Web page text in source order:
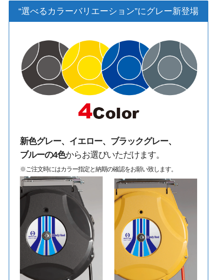
“選べるカラーバリエーション”にグレー新登場
新色グレー、イエロー、ブラックグレー、
ブルーの4色からお選びいただけます。
※ご注文時にはカラー指定と納期の確認をお願い致します。